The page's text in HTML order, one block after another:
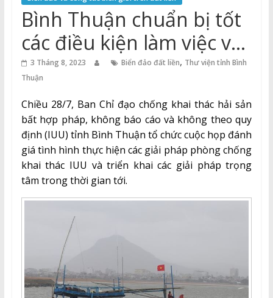
Thuận
Cổng
Vào
Tri
Thức
Bình Thuận chuẩn bị tốt
các điều kiện làm việc với
Đoàn Thanh tra EC
3 Tháng 8, 2023 Biển đảo đất liền, Thư viện tỉnh Bình
Thuận
Chiều 28/7, Ban Chỉ đạo chống khai thác hải sản
bất hợp pháp, không báo cáo và không theo quy
định (IUU) tỉnh Bình Thuận tổ chức cuộc họp đánh
giá tình hình thực hiện các giải pháp phòng chống
khai thác IUU và triển khai các giải pháp trọng
tâm trong thời gian tới.